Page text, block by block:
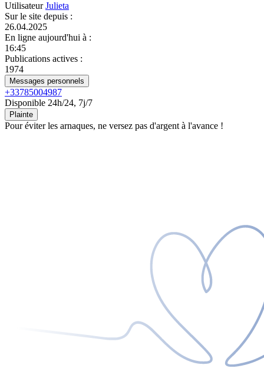
UtilisateurJulieta
Sur le site depuis :
26.04.2025
En ligne aujourd'hui à :
16:45
Publications actives :
1974
Messages personnels
+33785004987
Disponible 24h/24, 7j/7
Plainte
Pour éviter les arnaques, ne versez pas d'argent à l'avance !